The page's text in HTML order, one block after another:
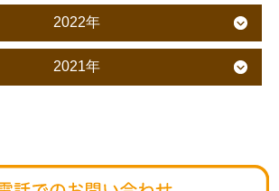
2022年
2021年